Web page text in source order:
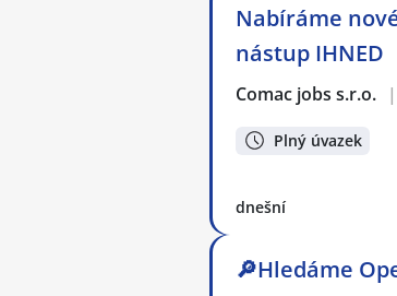
Nabíráme
nástup IHNED
Comac jobs s.r.o. |
Plný úvazek
dnešní
🔎Hledáme